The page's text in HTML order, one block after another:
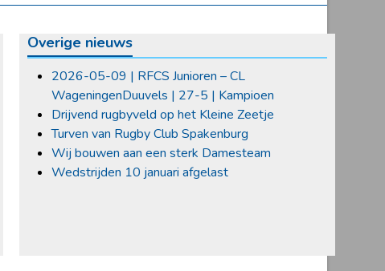
Overige nieuws
2026-05-09 | RFCS Junioren – CL
WageningenDuuvels | 27-5 | Kampioen
Drijvend rugbyveld op het Kleine Zeetje
Turven van Rugby Club Spakenburg
Wij bouwen aan een sterk Damesteam
Wedstrijden 10 januari afgelast